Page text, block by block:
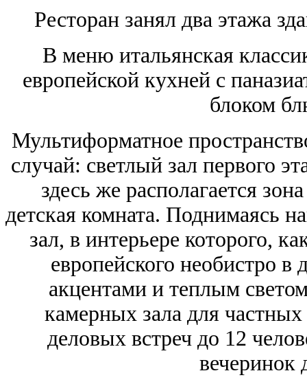
Ресторан занял два этажа
В меню итальянская
европейской кухней с
блоком
Мультиформатное
случай: светлый зал первого
здесь же располагается
детская комната. Поднимаясь
зал, в интерьере которого,
европейского необистро
акцентами и теплым
камерных зала для
деловых встреч до 12
вечеринок